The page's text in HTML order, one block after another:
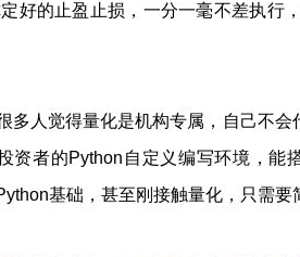
好的止盈止损，一分一毫不差执行
多人觉得量化是机构专属，自己不会
资者的Python自定义编写环境，能
基础，甚至刚接触量化，只需要